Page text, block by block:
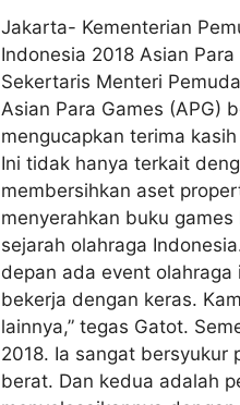
Jakarta- Kementerian
Indonesia 2018 Asian
Sekertaris Menteri
Asian Para Games (APG)
mengucapkan terima
Ini tidak hanya terkait
membersihkan aset
menyerahkan buku
sejarah olahraga
depan ada event olahraga
bekerja dengan keras.
lainnya,” tegas Gatot.
2018. Ia sangat bersyukur
berat. Dan kedua adalah